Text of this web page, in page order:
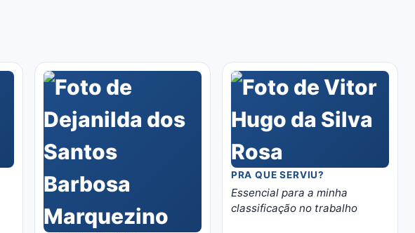
PRA QUE SERVIU?
Essencial para a minha
classificação no trabalho